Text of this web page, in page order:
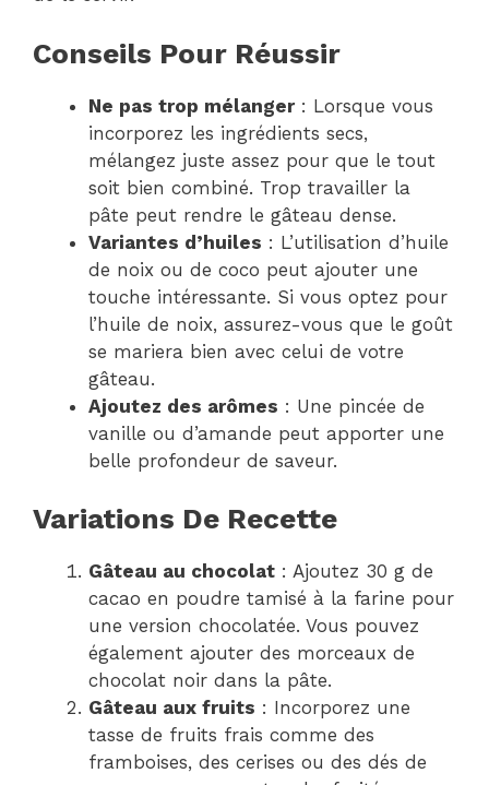
Conseils Pour Réussir
Ne pas trop mélanger: Lorsque vous
incorporez les ingrédients secs,
mélangez juste assez pour que le tout
soit bien combiné. Trop travailler la
pâte peut rendre le gâteau dense.
Variantes d’huiles : L’utilisation d’huile
de noix ou de coco peut ajouter une
touche intéressante. Si vous optez pour
l’huile de noix, assurez-vous que le goût
se mariera bien avec celui de votre
gâteau.
Ajoutez des arômes : Une pincée de
vanille ou d’amande peut apporter une
belle profondeur de saveur.
Variations De Recette
Gâteau au chocolat : Ajoutez 30 g de
cacao en poudre tamisé à la farine pour
une version chocolatée. Vous pouvez
également ajouter des morceaux de
chocolat noir dans la pâte.
Gâteau aux fruits : Incorporez une
tasse de fruits frais comme des
framboises, des cerises ou des dés de